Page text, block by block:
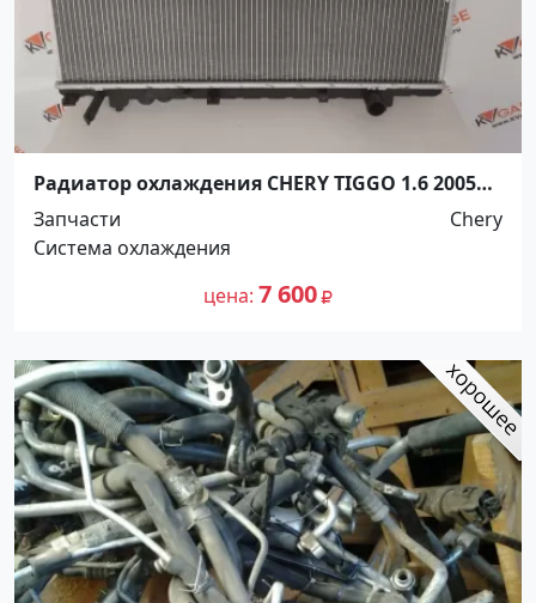
Радиатор охлаждения CHERY TIGGO 1.6 2005
Краснодар
Запчасти
Chery
Система охлаждения
цена 7 600